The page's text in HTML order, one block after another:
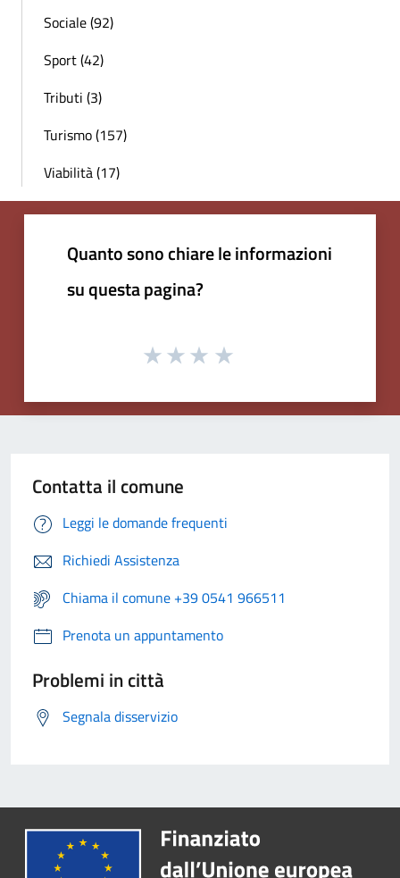
Sociale (92)
Sport (42)
Tributi (3)
Turismo (157)
Viabilità (17)
Quanto sono chiare le informazioni
su questa pagina?
Contatta il comune
Leggi le domande frequenti
Richiedi Assistenza
Chiama il comune +39 0541 966511
Prenota un appuntamento
Problemi in città
Segnala disservizio